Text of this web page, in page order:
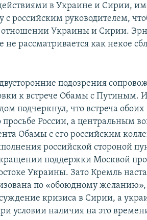
в Украине и Сирии,
с российским руководителем,
отношении Украины и Сирии.
не рассматривается как некое
подозрения
к встрече Обамы с Путиным.
подчеркнул, что встреча обоих
просьбе России, а центральным
Обамы с его российским
российской стороной
поддержки Москвой
Украины. Зато Кремль
по «обоюдному
кризиса в Сирии, а
условии наличия на это